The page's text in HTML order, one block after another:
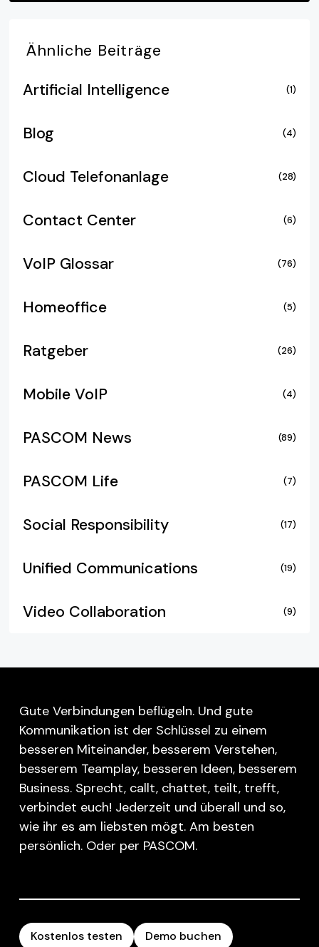
Ähnliche Beiträge
Artificial Intelligence
(1)
Blog (4)
Cloud Telefonanlage (28)
Contact Center (6)
VoIP Glossar (76)
Homeoffice (5)
Ratgeber (26)
Mobile VoIP (4)
PASCOM News (89)
PASCOM Life (7)
Social Responsibility (17)
Unified Communications (19)
Video Collaboration (9)
Gute Verbindungen beflügeln. Und gute
Kommunikation ist der Schlüssel zu einem
besseren Miteinander, besserem Verstehen,
besserem Teamplay, besseren Ideen, besserem
Business. Sprecht, callt, chattet, teilt, trefft,
verbindet euch! Jederzeit und überall und so,
wie ihr es am liebsten mögt. Am besten
persönlich. Oder per PASCOM.
Kostenlos testen Demo buchen